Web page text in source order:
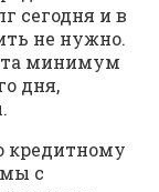
сегодня и в
не нужно.
минимум
дня,
кредитному
с